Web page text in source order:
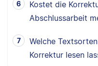
Kostet die
Abschlussarbeit
Welche
Korrektur lesen